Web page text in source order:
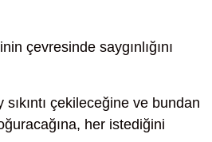
çevresinde saygınlığını
çekileceğine ve bundan
her istediğini